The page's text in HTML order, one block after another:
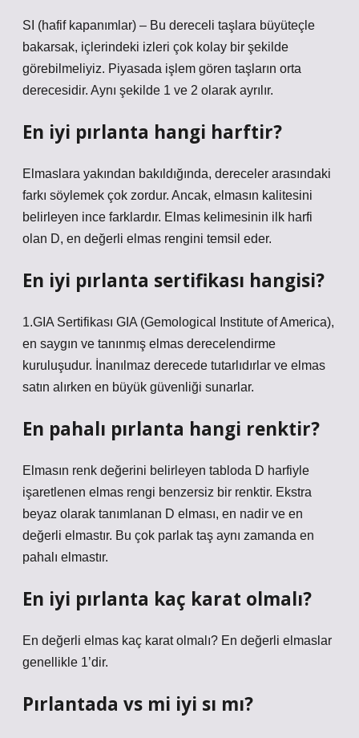
SI (hafif kapanımlar) – Bu dereceli taşlara büyüteçle
bakarsak, içlerindeki izleri çok kolay bir şekilde
görebilmeliyiz. Piyasada işlem gören taşların orta
derecesidir. Aynı şekilde 1 ve 2 olarak ayrılır.
En iyi pırlanta hangi harftir?
Elmaslara yakından bakıldığında, dereceler arasındaki
farkı söylemek çok zordur. Ancak, elmasın kalitesini
belirleyen ince farklardır. Elmas kelimesinin ilk harfi
olan D, en değerli elmas rengini temsil eder.
En iyi pırlanta sertifikası hangisi?
1.GIA Sertifikası GIA (Gemological Institute of America),
en saygın ve tanınmış elmas derecelendirme
kuruluşudur. İnanılmaz derecede tutarlıdırlar ve elmas
satın alırken en büyük güvenliği sunarlar.
En pahalı pırlanta hangi renktir?
Elmasın renk değerini belirleyen tabloda D harfiyle
işaretlenen elmas rengi benzersiz bir renktir. Ekstra
beyaz olarak tanımlanan D elması, en nadir ve en
değerli elmastır. Bu çok parlak taş aynı zamanda en
pahalı elmastır.
En iyi pırlanta kaç karat olmalı?
En değerli elmas kaç karat olmalı? En değerli elmaslar
genellikle 1’dir.
Pırlantada vs mi iyi sı mı?